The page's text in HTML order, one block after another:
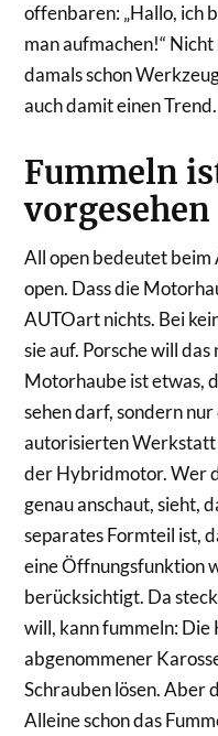
offenbaren: „Hallo, ich
man aufmachen!“
damals schon
auch damit einen Trend.
Fummeln
vorgesehen
All open bedeutet
open. Dass die
AUTOart nichts. Bei
sie auf. Porsche will
Motorhaube ist etwas,
sehen darf, sondern
autorisierten Werkstatt
der Hybridmotor. Wer
genau anschaut, sieht,
separates Formteil ist,
eine Öffnungsfunktion
berücksichtigt. Da
will, kann fummeln: Die
abgenommener
Schrauben lösen. Aber
Alleine schon das